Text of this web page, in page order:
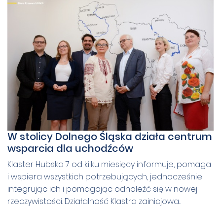
W stolicy Dolnego Śląska działa centrum
wsparcia dla uchodźców
Klaster Hubska 7 od kilku miesięcy informuje, pomaga
i wspiera wszystkich potrzebujących, jednocześnie
integrując ich i pomagając odnaleźć się w nowej
rzeczywistości. Działalność Klastra zainicjowa...